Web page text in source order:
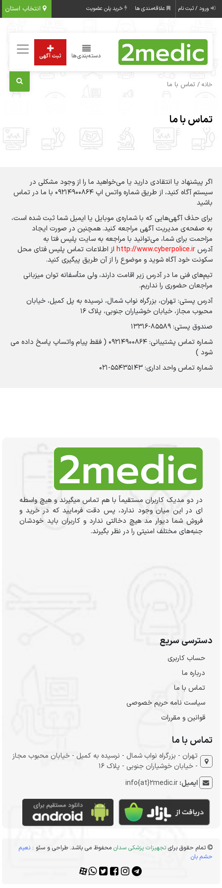
انتخاب استان ورود / ثبت نام علاقه‌مندی ها خرید پلن عضویت
دسته‌بندی‌ها ثبت آگهی
خانه / تماس با ما
تماس با ما
اگر پیشنهاد یا انتقادی دارید یا می‌خواهید ما را از وجود مشکلی در
سیستم آگاه کنید، از طریق شماره واتس اپ 09214900864 با ما در تماس
باشید
برای حذف آگهی‌هایی که با شماره‌ی موبایل یا ایمیل شما ثبت شده است،
به صفحه‌ی مدیریت آگهی مراجعه کنید. همچنین در صورت ایجاد
مزاحمت برای شما، می‌توانید با مراجعه به سایت پلیس فتا به
آدرسhttp://www.cyberpolice.ir از اطلاعات تماس پلیس فتای محل
سکونت خود آگاه شوید و موضوع را از آن طریق پیگیری کنید.
تیم‌های فنی ما در آدرس زیر اقامت دارند، ولی متأسفانه توان میزبانی
مراجعان حضوری را نداریم.
آدرس پستی: تهران، بزرگراه نواب شمال، نرسیده به پل کمیل، خیابان
محبوب مجاز، خیابان خوشیاران جنوبی، پلاک 16
صندوق پستی: 85589-13316
شماره تماس پشتیبانی: 09214900864 ( فقط پیام واتساپ پاسخ داده می
شود )
شماره تماس واحد اداری: 55435143-021
در دو مدیک کاربران مستقیماً با هم تماس میگیرند و هیچ واسطه
ای در این میان وجود ندارد، پس دقت فرمایید که در خرید و
فروشِ شما دیوار مد هیچ دخالتی ندارد و کاربران باید خودشان
جنبه‌های مختلف امنیتی را در نظر بگیرند.
دسترسی سریع
حساب کاربری
درباره ما
تماس با ما
سیاست نامه حریم خصوصی
قوانین و مقررات
تماس با ما
تهران - بزرگراه نواب شمال - نرسیده به کمیل - خیابان محبوب مجاز
- خیابان خوشیاران جنوبی - پلاک 16
ایمیل:info{at}2medic.ir
تمام حقوق برایتجهیزات پزشکی سدان محفوظ می باشد. طراحی و سئو :نعیم
حشم بان